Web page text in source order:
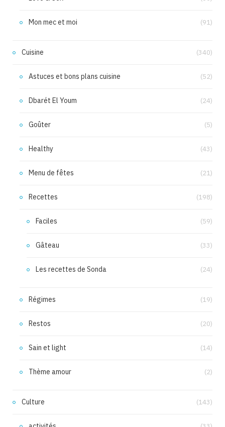
Mon mec et moi (91)
Cuisine (340)
Astuces et bons plans cuisine (52)
Dbarét El Youm (24)
Goûter (5)
Healthy (43)
Menu de fêtes (21)
Recettes (198)
Faciles (59)
Gâteau (33)
Les recettes de Sonda (24)
Régimes (19)
Restos (20)
Sain et light (14)
Thème amour (2)
Culture (143)